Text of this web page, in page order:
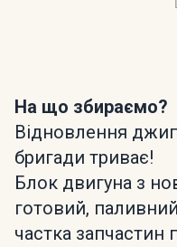
На що збираємо?
Відновлення
бригади триває!
Блок двигуна з
готовий,
частка запчастин